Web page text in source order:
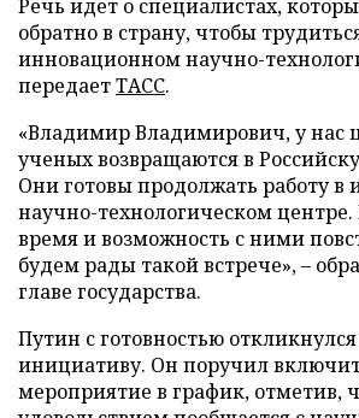
Речь идет о специалистах,
обратно в страну, чтобы
инновационном научно-
передаетТАСС.
«Владимир Владимирович, у нас
ученых возвращаются в
Они готовы продолжать работу
научно-технологическом центре.
время и возможность с ними
будем рады такой встрече», –
главе государства.
Путин с готовностью
инициативу. Он поручил
мероприятие в график, отметив,